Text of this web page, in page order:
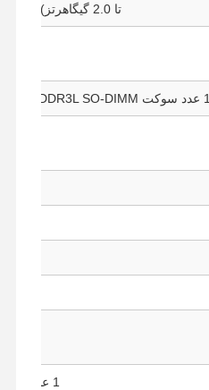
تا 2.0 گیگاهرتز)، 2 مگابایت کش، Intel HD Graphics
1 عدد سوکت DDR3L SO-DIMM (تا 8 گیگابایت، 1333/1600 مگاهرتز)
1 عدد Mini PCIe با طول کامل برای SSD